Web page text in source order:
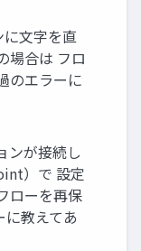
文字を直
場合は フロ
のエラーに
ンが接続し
）で 設定
ローを再保
教えてあ